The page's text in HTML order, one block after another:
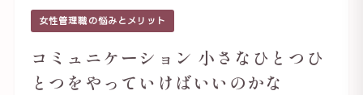
女性管理職の悩みとメリット
コミュニケーション 小さなひとつひ
とつをやっていけばいいのかな